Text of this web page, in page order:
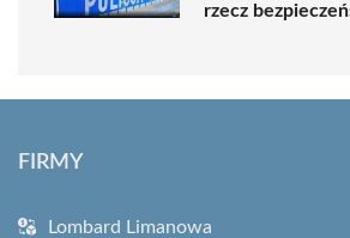
rzecz
FIRMY
Lombard Limanowa